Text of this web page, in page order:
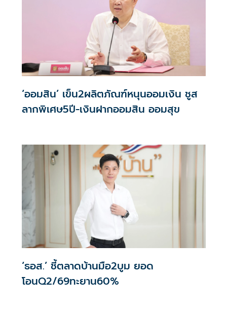
‘ออมสิน’ เข็น2ผลิตภัณฑ์หนุนออมเงิน ชูส
ลากพิเศษ5ปี-เงินฝากออมสิน ออมสุข
‘ธอส.’ ชี้ตลาดบ้านมือ2บูม ยอด
โอนQ2/69ทะยาน60%